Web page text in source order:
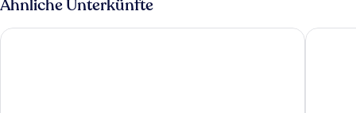
Ähnliche Unterkünfte
Pod Times Square NEW